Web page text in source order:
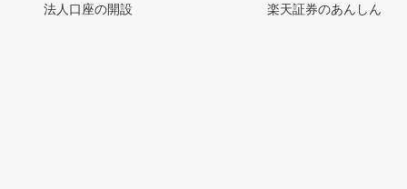
法人口座の開設
楽天証券のあんしん